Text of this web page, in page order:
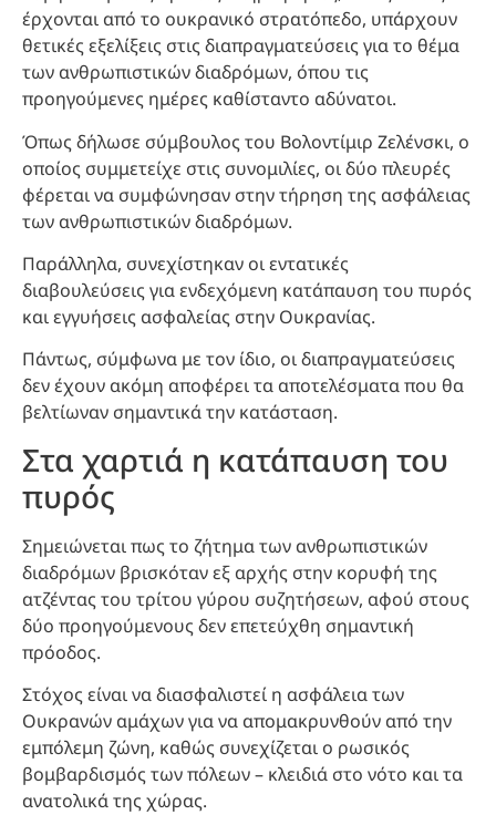
έρχονται από το ουκρανικό στρατόπεδο, υπάρχουν
θετικές εξελίξεις στις διαπραγματεύσεις για το θέμα
των ανθρωπιστικών διαδρόμων, όπου τις
προηγούμενες ημέρες καθίσταντο αδύνατοι.
Όπως δήλωσε σύμβουλος του Βολοντίμιρ Ζελένσκι, ο
οποίος συμμετείχε στις συνομιλίες, οι δύο πλευρές
φέρεται να συμφώνησαν στην τήρηση της ασφάλειας
των ανθρωπιστικών διαδρόμων.
Παράλληλα, συνεχίστηκαν οι εντατικές
διαβουλεύσεις για ενδεχόμενη κατάπαυση του πυρός
και εγγυήσεις ασφαλείας στην Ουκρανίας.
Πάντως, σύμφωνα με τον ίδιο, οι διαπραγματεύσεις
δεν έχουν ακόμη αποφέρει τα αποτελέσματα που θα
βελτίωναν σημαντικά την κατάσταση.
Στα χαρτιά η κατάπαυση του
πυρός
Σημειώνεται πως το ζήτημα των ανθρωπιστικών
διαδρόμων βρισκόταν εξ αρχής στην κορυφή της
ατζέντας του τρίτου γύρου συζητήσεων, αφού στους
δύο προηγούμενους δεν επετεύχθη σημαντική
πρόοδος.
Στόχος είναι να διασφαλιστεί η ασφάλεια των
Ουκρανών αμάχων για να απομακρυνθούν από την
εμπόλεμη ζώνη, καθώς συνεχίζεται ο ρωσικός
βομβαρδισμός των πόλεων – κλειδιά στο νότο και τα
ανατολικά της χώρας.